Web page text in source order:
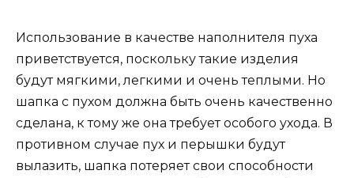
Использование в качестве наполнителя пуха
приветствуется, поскольку такие изделия
будут мягкими, легкими и очень теплыми. Но
шапка с пухом должна быть очень качественно
сделана, к тому же она требует особого ухода. В
противном случае пух и перышки будут
вылазить, шапка потеряет свои способности